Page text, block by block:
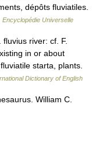
dépôts fluviatiles.
Encyclopédie Universelle
river: cf. F.
in or about
starta, plants.
Dictionary of English
William C.